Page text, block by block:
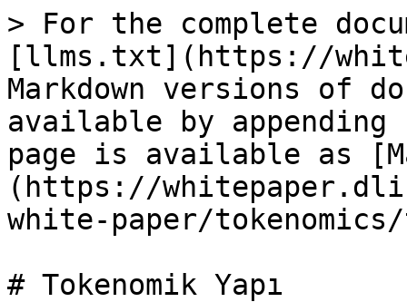
> For the complete
[llms.txt](https://
Markdown versions of
available by
page is available as
(https://
white-paper/
# Tokenomik Yapı